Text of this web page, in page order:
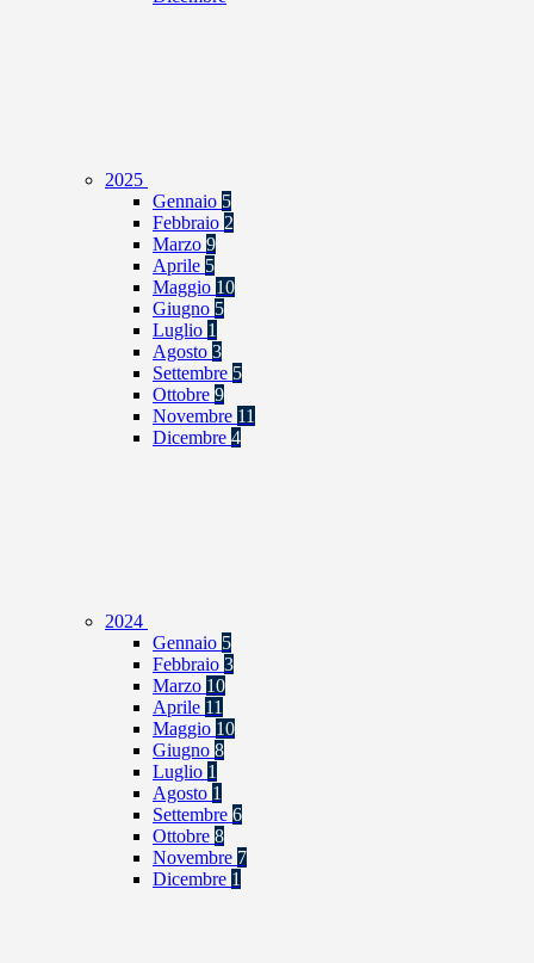
2025
Gennaio 5
Febbraio 2
Marzo 9
Aprile 5
Maggio 10
Giugno 5
Luglio 1
Agosto 3
Settembre 5
Ottobre 9
Novembre 11
Dicembre 4
2024
Gennaio 5
Febbraio 3
Marzo 10
Aprile 11
Maggio 10
Giugno 8
Luglio 1
Agosto 1
Settembre 6
Ottobre 8
Novembre 7
Dicembre 1